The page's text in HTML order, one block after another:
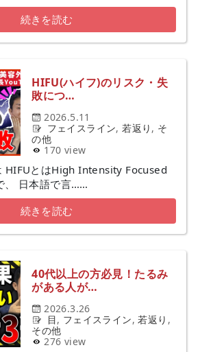
続きを読む
HIFU(ハイフ)のリスク・失
敗につ…
2026.5.11
フェイスライン,若返り , そ
の他
170 view
HIFUとはHigh Intensity Focused
、 日本語で言……
続きを読む
40代以上の方必見！たるみ
がある人が…
2026.3.26
目, フェイスライン,若返り ,
その他
276 view